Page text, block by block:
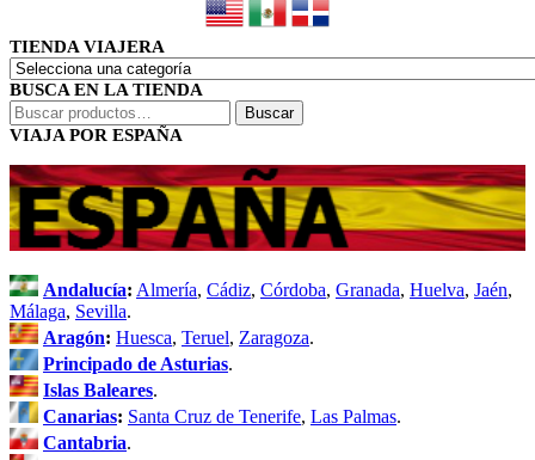
TIENDA VIAJERA
BUSCA EN LA TIENDA
Buscar
por:
Buscar
VIAJA POR ESPAÑA
Andalucía: Almería, Cádiz, Córdoba, Granada, Huelva, Jaén,
Málaga, Sevilla.
Aragón: Huesca, Teruel, Zaragoza.
Principado de Asturias.
Islas Baleares.
Canarias: Santa Cruz de Tenerife, Las Palmas.
Cantabria.